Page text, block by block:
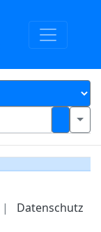
| Datenschutz